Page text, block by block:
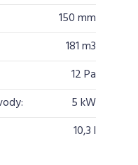
150 mm
181 m3
12 Pa
5 kW
10,3 l